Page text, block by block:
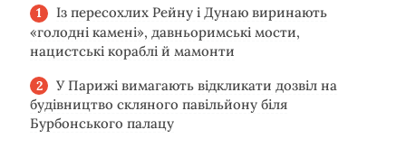
Із пересохлих Рейну і Дунаю виринають
«голодні камені», давньоримські мости,
нацистські кораблі й мамонти
У Парижі вимагають відкликати дозвіл на
будівництво скляного павільйону біля
Бурбонського палацу